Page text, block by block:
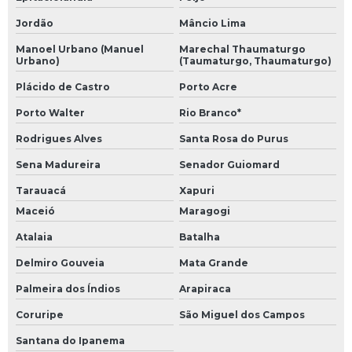
Jordão Mâncio Lima
Manoel Urbano (Manuel
Urbano)
Marechal Thaumaturgo
(Taumaturgo, Thaumaturgo)
Plácido de Castro Porto Acre
Porto Walter Rio Branco*
Rodrigues Alves Santa Rosa do Purus
Sena Madureira Senador Guiomard
Tarauacá
Xapuri
Maceió
Maragogi
Atalaia Batalha
Delmiro Gouveia Mata Grande
Palmeira dos Índios Arapiraca
Coruripe São Miguel dos Campos
Santana do Ipanema